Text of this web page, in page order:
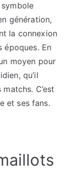
génération,
la connexion
époques. En
moyen pour
qu’il
C’est
et ses fans.